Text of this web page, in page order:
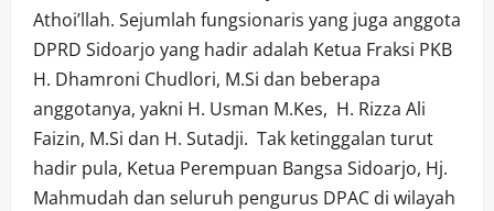
Athoi’llah. Sejumlah fungsionaris yang juga anggota
DPRD Sidoarjo yang hadir adalah Ketua Fraksi PKB
H. Dhamroni Chudlori, M.Si dan beberapa
anggotanya, yakni H. Usman M.Kes, H. Rizza Ali
Faizin, M.Si dan H. Sutadji. Tak ketinggalan turut
hadir pula, Ketua Perempuan Bangsa Sidoarjo, Hj.
Mahmudah dan seluruh pengurus DPAC di wilayah